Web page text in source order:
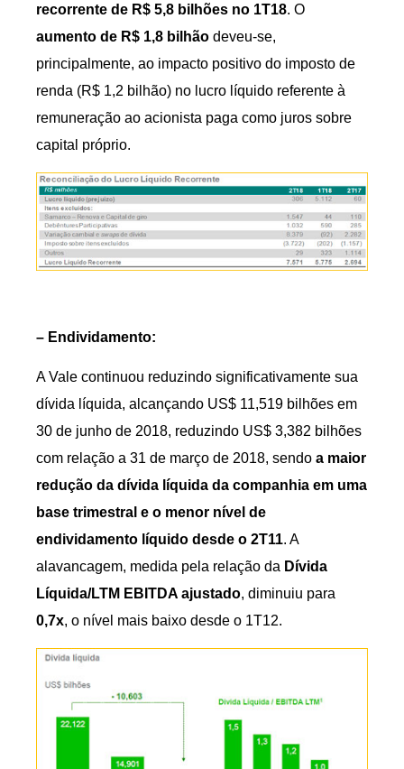
recorrente de R$ 5,8 bilhões no 1T18. O
aumento de R$ 1,8 bilhão deveu-se,
principalmente, ao impacto positivo do imposto de
renda (R$ 1,2 bilhão) no lucro líquido referente à
remuneração ao acionista paga como juros sobre
capital próprio.
– Endividamento:
A Vale continuou reduzindo significativamente sua
dívida líquida, alcançando US$ 11,519 bilhões em
30 de junho de 2018, reduzindo US$ 3,382 bilhões
com relação a 31 de março de 2018, sendo a maior
redução da dívida líquida da companhia em uma
base trimestral e o menor nível de
endividamento líquido desde o 2T11. A
alavancagem, medida pela relação da Dívida
Líquida/LTM EBITDA ajustado, diminuiu para
0,7x, o nível mais baixo desde o 1T12.